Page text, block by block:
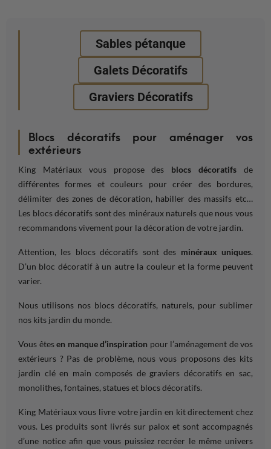
Sables pétanque
Galets Décoratifs
Graviers Décoratifs
Blocs décoratifs pour aménager vos
extérieurs
King Matériaux vous propose des blocs décoratifs de
différentes formes et couleurs pour créer des bordures,
délimiter des zones de décoration, habiller des massifs etc…
Les blocs décoratifs sont des minéraux naturels que nous vous
recommandons vivement pour la décoration de votre jardin.
Attention, les blocs décoratifs sont des minéraux uniques.
D’un bloc décoratif à un autre la couleur et la forme peuvent
varier.
Nous utilisons nos blocs décoratifs, naturels, pour sublimer
nos kits jardin du monde.
Vous êtesen manque d’inspiration pour l’aménagement de vos
extérieurs ? Pas de problème, nous vous proposons des kits
jardin clé en main composés de graviers décoratifs en sac,
monolithes, fontaines, statues et blocs décoratifs.
King Matériaux vous livre votre jardin en kit directement chez
vous. Les produits sont livrés sur palox et sont accompagnés
d’une notice afin que vous puissiez recréer le même univers